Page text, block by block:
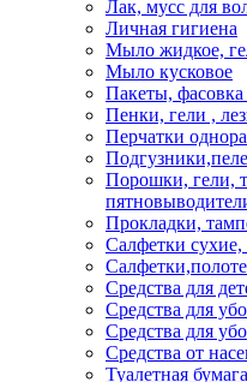
Лак, мусс для
Личная гигиена
Мыло жидкое,
Мыло кусковое
Пакеты,
Пенки, гели ,
Перчатки
Порошки, гели,
Прокладки,
Салфетки
Средства для
Средства для
Средства для
Средства от
Туалетная бумага